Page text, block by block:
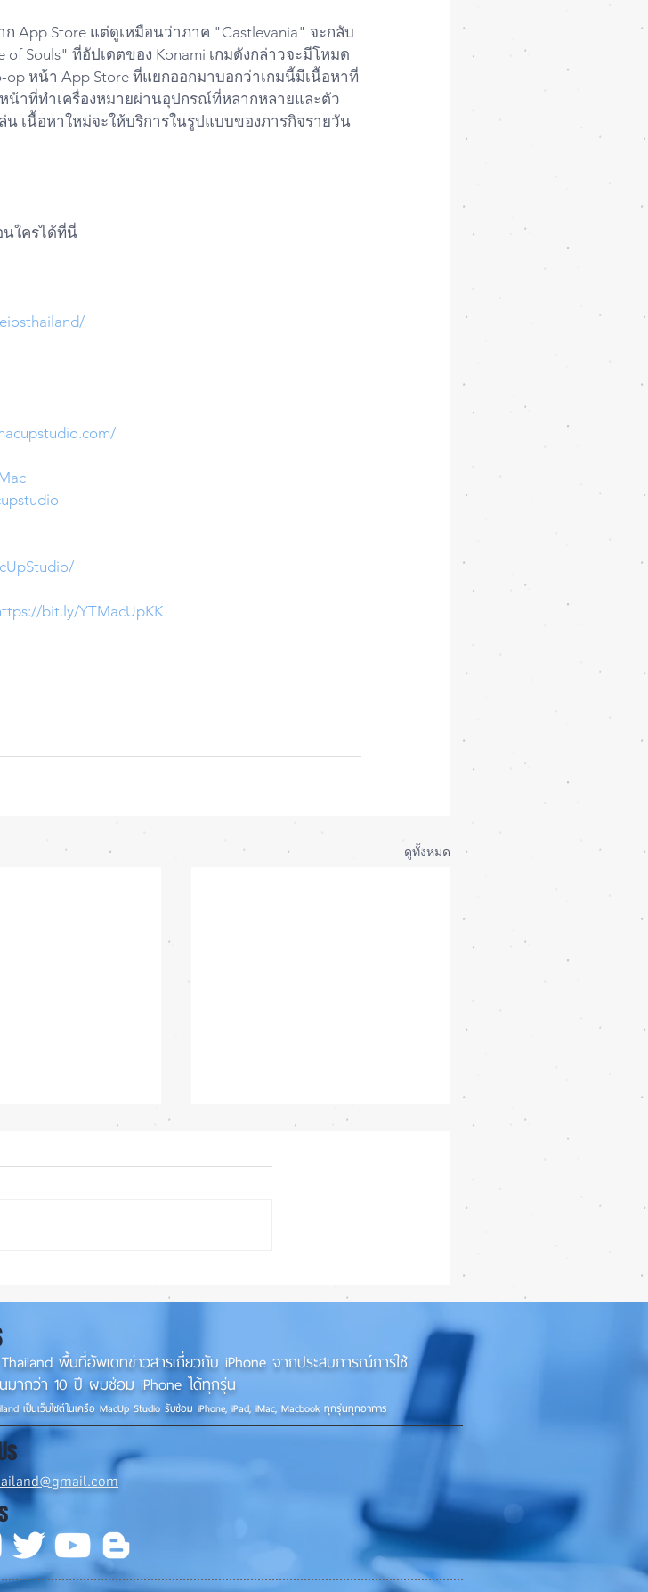
App Store แต่ดูเหมือนว่าภาค "Castlevania" จะกลับ
Souls" ที่อัปเดตของ Konami เกมดังกล่าวจะมีโหมด
op หน้า App Store ที่แยกออกมาบอกว่าเกมนี้มีเนื้อหาที่
น้าที่ทำเครื่องหมายผ่านอุปกรณ์ที่หลากหลายและตัว
เนื้อหาใหม่จะให้บริการในรูปแบบของภารกิจรายวัน
นใครได้ที่นี่
bit.ly/YTMacUpKK
ดูทั้งหมด
หลายแอปรองรับ
ปแบบ! 📱✨
📱
พื้นที่อัพเดทข่าวสารเกี่ยวกับ iPhone จากประสบการณ์การใช้
มากว่า 10 ปี ผมซ่อม iPhone ได้ทุกรุ่น
เป็นเว็บไซต์ในเครือ MacUp Studio รับซ่อม iPhone, iPad, iMac, Macbook ทุกรุ่นทุกอาการ